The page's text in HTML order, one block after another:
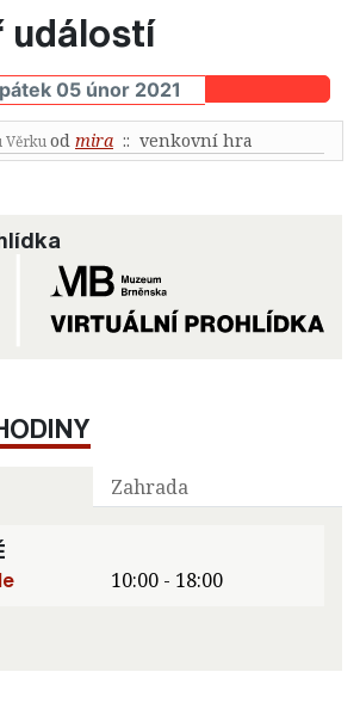
událostí
pátek 05 únor 2021
Věrkuod mira :: venkovní hra
Zahrada
10:00 - 18:00